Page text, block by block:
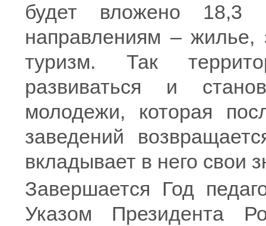
будет вложено 18,3
направлениям – жилье,
туризм. Так
развиваться и
молодежи, которая
заведений
вкладывает в него свои
Завершается Год
Указом Президента